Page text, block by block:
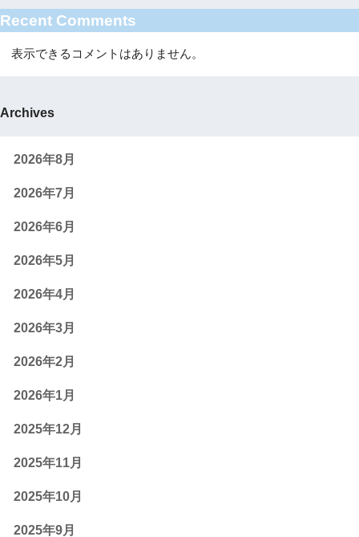
Recent Comments
表示できるコメントはありません。
Archives
2026年8月
2026年7月
2026年6月
2026年5月
2026年4月
2026年3月
2026年2月
2026年1月
2025年12月
2025年11月
2025年10月
2025年9月